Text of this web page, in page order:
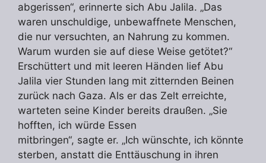
abgerissen“, erinnerte sich Abu Jalila. „Das
waren unschuldige, unbewaffnete Menschen,
die nur versuchten, an Nahrung zu kommen.
Warum wurden sie auf diese Weise getötet?“
Erschüttert und mit leeren Händen lief Abu
Jalila vier Stunden lang mit zitternden Beinen
zurück nach Gaza. Als er das Zelt erreichte,
warteten seine Kinder bereits draußen. „Sie
hofften, ich würde Essen
mitbringen“, sagte er. „Ich wünschte, ich könnte
sterben, anstatt die Enttäuschung in ihren